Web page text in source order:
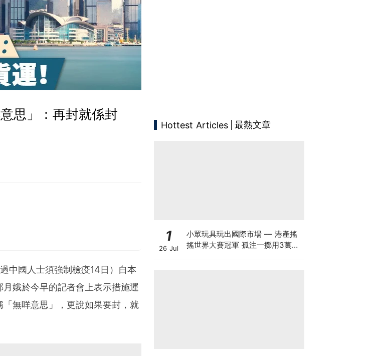
思」：再封就係封
中國人士須強制檢疫14日）自本
娥於今早的記者會上表示措施運
無咩意思」，更說如果要封，就
Hottest Articles 最熱文章
1
26 Jul
小眾玩具玩出國際市場 –– 港產搖
搖世界大賽冠軍 孤注一擲用3萬創